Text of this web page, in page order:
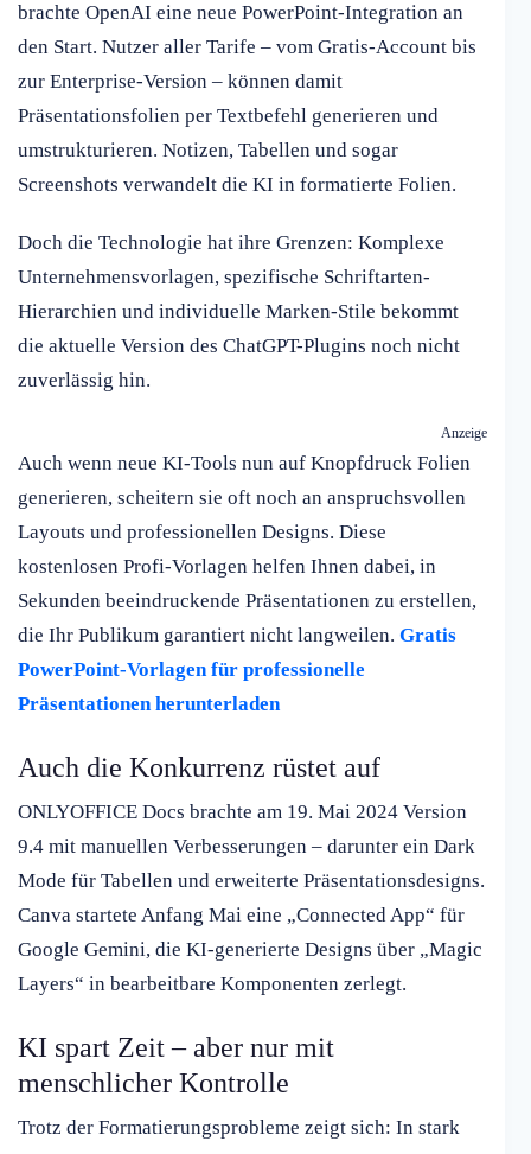
brachte OpenAI eine neue PowerPoint-Integration an
den Start. Nutzer aller Tarife – vom Gratis-Account bis
zur Enterprise-Version – können damit
Präsentationsfolien per Textbefehl generieren und
umstrukturieren. Notizen, Tabellen und sogar
Screenshots verwandelt die KI in formatierte Folien.
Doch die Technologie hat ihre Grenzen: Komplexe
Unternehmensvorlagen, spezifische Schriftarten-
Hierarchien und individuelle Marken-Stile bekommt
die aktuelle Version des ChatGPT-Plugins noch nicht
zuverlässig hin.
Anzeige
Auch wenn neue KI-Tools nun auf Knopfdruck Folien
generieren, scheitern sie oft noch an anspruchsvollen
Layouts und professionellen Designs. Diese
kostenlosen Profi-Vorlagen helfen Ihnen dabei, in
Sekunden beeindruckende Präsentationen zu erstellen,
die Ihr Publikum garantiert nicht langweilen. Gratis
PowerPoint-Vorlagen für professionelle
Präsentationen herunterladen
Auch die Konkurrenz rüstet auf
ONLYOFFICE Docs brachte am 19. Mai 2024 Version
9.4 mit manuellen Verbesserungen – darunter ein Dark
Mode für Tabellen und erweiterte Präsentationsdesigns.
Canva startete Anfang Mai eine „Connected App“ für
Google Gemini, die KI-generierte Designs über „Magic
Layers“ in bearbeitbare Komponenten zerlegt.
KI spart Zeit – aber nur mit
menschlicher Kontrolle
Trotz der Formatierungsprobleme zeigt sich: In stark